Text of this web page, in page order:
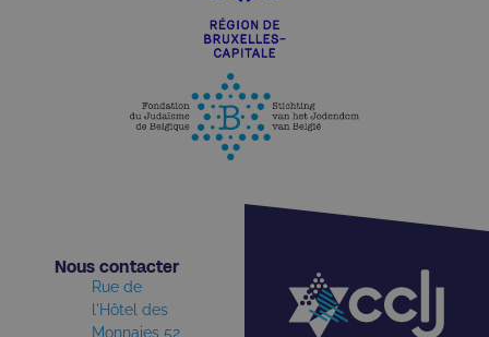
Nous contacter​
Rue de
l'Hôtel des
Monnaies 52